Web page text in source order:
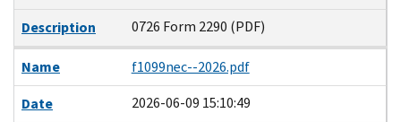
Description
0726 Form 2290 (PDF)
Name
f1099nec--2026.pdf
Date
2026-06-09 15:10:49